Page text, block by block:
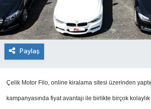
Paylaş
Çelik Motor Filo, online kiralama sitesi üzerinden
kampanyasında fiyat avantajı ile birlikte birçok